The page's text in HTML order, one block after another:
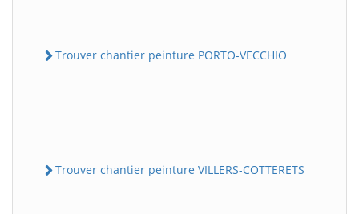
Trouver chantier peinture PORTO-VECCHIO
Trouver chantier peinture VILLERS-COTTERETS